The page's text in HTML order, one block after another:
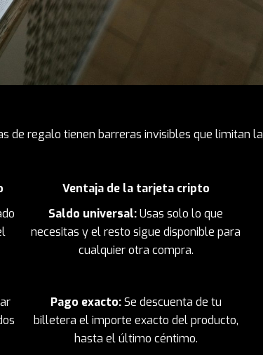
de regalo tienen barreras invisibles que limitan la
Ventaja de la tarjeta cripto
Saldo universal:Usas solo lo que
necesitas y el resto sigue disponible para
cualquier otra compra.
Pago exacto:Se descuenta de tu
billetera el importe exacto del producto,
hasta el último céntimo.